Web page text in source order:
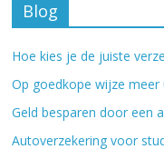
Blog
Hoe kies je de juiste
Op goedkope wijze
Geld besparen door een
Autoverzekering voor